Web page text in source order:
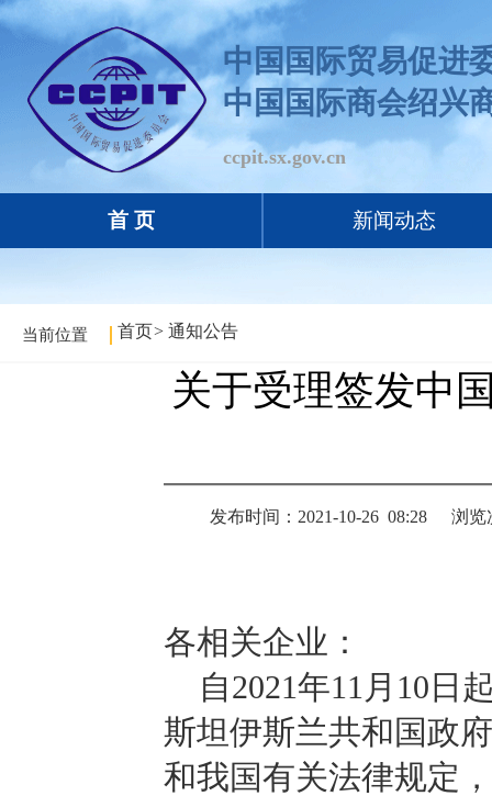
中国国际贸易促进
中国国际商会绍兴
ccpit.sx.gov.cn
首 页 新闻动态
当前位置 首页> 通知公告
关于受理签发中
发布时间：2021-10-26 08:28 浏览
各相关企业：
自2021年11月10日
斯坦伊斯兰共和国政
和我国有关法律规定